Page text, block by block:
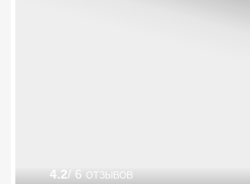
4.2/ 6 отзывов